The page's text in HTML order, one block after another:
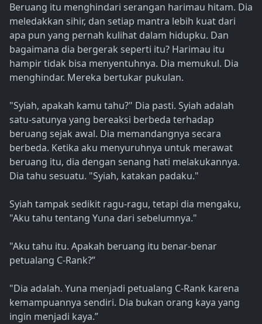
Beruang itu menghindari serangan harimau hitam. Dia
meledakkan sihir, dan setiap mantra lebih kuat dari
apa pun yang pernah kulihat dalam hidupku. Dan
bagaimana dia bergerak seperti itu? Harimau itu
hampir tidak bisa menyentuhnya. Dia memukul. Dia
menghindar. Mereka bertukar pukulan.
"Syiah, apakah kamu tahu?" Dia pasti. Syiah adalah
satu-satunya yang bereaksi berbeda terhadap
beruang sejak awal. Dia memandangnya secara
berbeda. Ketika aku menyuruhnya untuk merawat
beruang itu, dia dengan senang hati melakukannya.
Dia tahu sesuatu. "Syiah, katakan padaku."
Syiah tampak sedikit ragu-ragu, tetapi dia mengaku,
"Aku tahu tentang Yuna dari sebelumnya."
"Aku tahu itu. Apakah beruang itu benar-benar
petualang C-Rank?”
"Dia adalah. Yuna menjadi petualang C-Rank karena
kemampuannya sendiri. Dia bukan orang kaya yang
ingin menjadi kaya.”